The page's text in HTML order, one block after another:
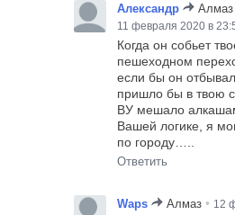
Александр Алмаз
11 февраля 2020 в
Когда он собьет
пешеходном
если бы он
пришло бы в твою
ВУ мешало
Вашей логике, я
по городу…..
Ответить
Waps Алмаз • 12